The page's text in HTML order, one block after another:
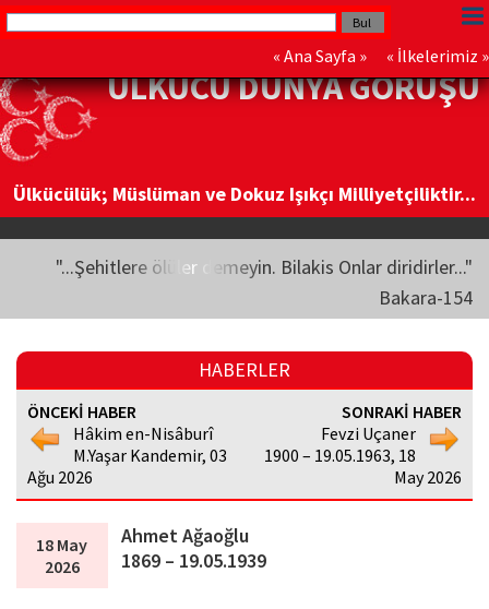
« Ana Sayfa » « İlkelerimiz »
ÜLKÜCÜ DÜNYA GÖRÜŞÜ
Ülkücülük; Müslüman ve Dokuz Işıkçı Milliyetçiliktir...
"...Şehitlere ölüler demeyin. Bilakis Onlar diridirler..."
Bakara-154
HABERLER
ÖNCEKİ HABER
Hâkim en-Nisâburî
M.Yaşar Kandemir, 03
Ağu 2026
SONRAKİ HABER
Fevzi Uçaner
1900 – 19.05.1963, 18
May 2026
18 May
2026
Ahmet Ağaoğlu
1869 – 19.05.1939